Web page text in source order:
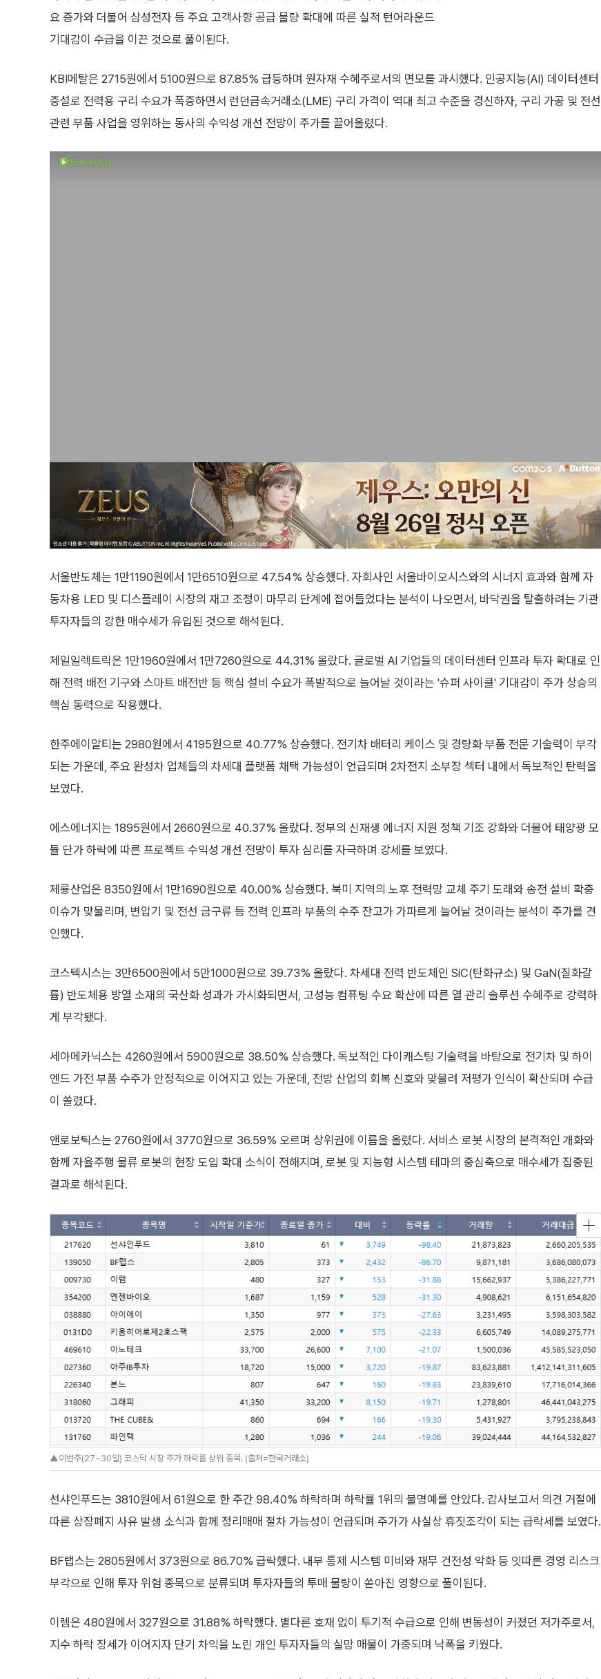
요 증가와 더불어 삼성전자 등 주요 고객사향 공급 물량 확대에 따른 실적 턴어라운드
기대감이 수급을 이끈 것으로 풀이된다.
KBI메탈은 2715원에서 5100원으로 87.85% 급등하며 원자재 수혜주로서의 면모를 과시했다. 인공지능(AI) 데이터센터
증설로 전력용 구리 수요가 폭증하면서 런던금속거래소(LME) 구리 가격이 역대 최고 수준을 경신하자, 구리 가공 및 전선
관련 부품 사업을 영위하는 동사의 수익성 개선 전망이 주가를 끌어올렸다.
서울반도체는 1만1190원에서 1만6510원으로 47.54% 상승했다. 자회사인 서울바이오시스와의 시너지 효과와 함께 자
동차용 LED 및 디스플레이 시장의 재고 조정이 마무리 단계에 접어들었다는 분석이 나오면서, 바닥권을 탈출하려는 기관
투자자들의 강한 매수세가 유입된 것으로 해석된다.
제일일렉트릭은 1만1960원에서 1만7260원으로 44.31% 올랐다. 글로벌 AI 기업들의 데이터센터 인프라 투자 확대로 인
해 전력 배전 기구와 스마트 배전반 등 핵심 설비 수요가 폭발적으로 늘어날 것이라는 '슈퍼 사이클' 기대감이 주가 상승의
핵심 동력으로 작용했다.
한주에이알티는 2980원에서 4195원으로 40.77% 상승했다. 전기차 배터리 케이스 및 경량화 부품 전문 기술력이 부각
되는 가운데, 주요 완성차 업체들의 차세대 플랫폼 채택 가능성이 언급되며 2차전지 소부장 섹터 내에서 독보적인 탄력을
보였다.
에스에너지는 1895원에서 2660원으로 40.37% 올랐다. 정부의 신재생 에너지 지원 정책 기조 강화와 더불어 태양광 모
듈 단가 하락에 따른 프로젝트 수익성 개선 전망이 투자 심리를 자극하며 강세를 보였다.
제룡산업은 8350원에서 1만1690원으로 40.00% 상승했다. 북미 지역의 노후 전력망 교체 주기 도래와 송전 설비 확충
이슈가 맞물리며, 변압기 및 전선 금구류 등 전력 인프라 부품의 수주 잔고가 가파르게 늘어날 것이라는 분석이 주가를 견
인했다.
코스텍시스는 3만6500원에서 5만1000원으로 39.73% 올랐다. 차세대 전력 반도체인 SiC(탄화규소) 및 GaN(질화갈
륨) 반도체용 방열 소재의 국산화 성과가 가시화되면서, 고성능 컴퓨팅 수요 확산에 따른 열 관리 솔루션 수혜주로 강력하
게 부각됐다.
세아메카닉스는 4260원에서 5900원으로 38.50% 상승했다. 독보적인 다이캐스팅 기술력을 바탕으로 전기차 및 하이
엔드 가전 부품 수주가 안정적으로 이어지고 있는 가운데, 전방 산업의 회복 신호와 맞물려 저평가 인식이 확산되며 수급
이 쏠렸다.
앤로보틱스는 2760원에서 3770원으로 36.59% 오르며 상위권에 이름을 올렸다. 서비스 로봇 시장의 본격적인 개화와
함께 자율주행 물류 로봇의 현장 도입 확대 소식이 전해지며, 로봇 및 지능형 시스템 테마의 중심축으로 매수세가 집중된
결과로 해석된다.
▲이번주(27~30일) 코스닥 시장 주가 하락률 상위 종목. (출처=한국거래소)
선샤인푸드는 3810원에서 61원으로 한 주간 98.40% 하락하며 하락률 1위의 불명예를 안았다. 감사보고서 의견 거절에
따른 상장폐지 사유 발생 소식과 함께 정리매매 절차 가능성이 언급되며 주가가 사실상 휴짓조각이 되는 급락세를 보였다.
BF랩스는 2805원에서 373원으로 86.70% 급락했다. 내부 통제 시스템 미비와 재무 건전성 악화 등 잇따른 경영 리스크
부각으로 인해 투자 위험 종목으로 분류되며 투자자들의 투매 물량이 쏟아진 영향으로 풀이된다.
이렘은 480원에서 327원으로 31.88% 하락했다. 별다른 호재 없이 투기적 수급으로 인해 변동성이 커졌던 저가주로서,
지수 하락 장세가 이어지자 단기 차익을 노린 개인 투자자들의 실망 매물이 가중되며 낙폭을 키웠다.